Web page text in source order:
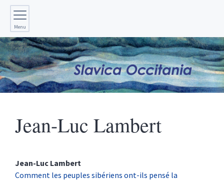
Menu
Jean-Luc Lambert
Jean-Luc Lambert
Comment les peuples sibériens ont-ils pensé la